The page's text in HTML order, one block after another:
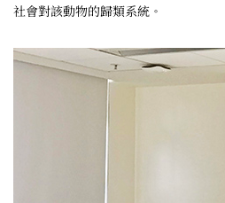
社會對該動物的歸類系統。